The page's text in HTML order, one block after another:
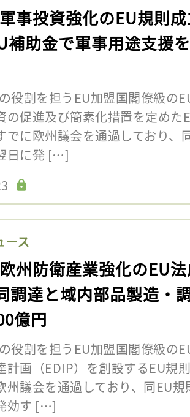
軍事投資強化のEU規則
補助金で軍事用途支援
役割を担うEU加盟国閣僚級の
の促進及び簡素化措置を定めた
でに欧州議会を通過しており、
日に発 […]
ース
欧州防衛産業強化のEU
調達と域内部品製造・
億円
役割を担うEU加盟国閣僚級の
計画（EDIP）を創設するEU規
州議会を通過しており、同EU
効す […]